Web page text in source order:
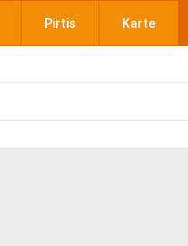
Pirtis Karte